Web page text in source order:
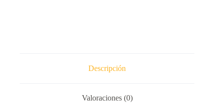
Descripción
Valoraciones (0)